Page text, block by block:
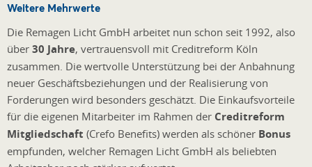
Weitere Mehrwerte
Die Remagen Licht GmbH arbeitet nun schon seit 1992, also
über 30 Jahre, vertrauensvoll mit Creditreform Köln
zusammen. Die wertvolle Unterstützung bei der Anbahnung
neuer Geschäftsbeziehungen und der Realisierung von
Forderungen wird besonders geschätzt. Die Einkaufsvorteile
für die eigenen Mitarbeiter im Rahmen der Creditreform
Mitgliedschaft (Crefo Benefits) werden als schöner Bonus
empfunden, welcher Remagen Licht GmbH als beliebten